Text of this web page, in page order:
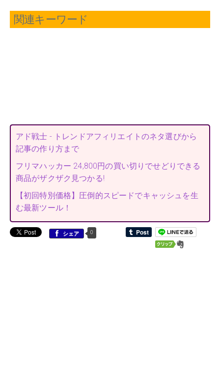
関連キーワード
アド戦士 - トレンドアフィリエイトのネタ選びから
記事の作り方まで
フリマハッカー 24,800円の買い切りでせどりできる
商品がザクザク見つかる!
【初回特別価格】圧倒的スピードでキャッシュを生
む最新ツール！
シェア 0